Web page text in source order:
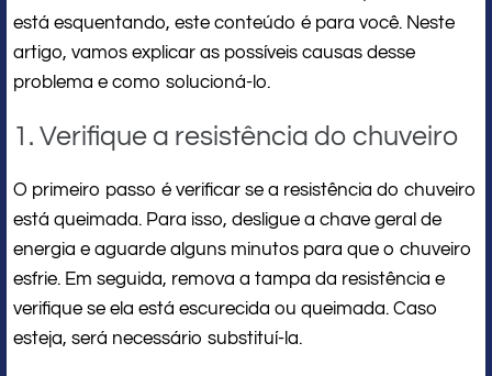
está esquentando, este conteúdo é para você. Neste
artigo, vamos explicar as possíveis causas desse
problema e como solucioná-lo.
1. Verifique a resistência do chuveiro
O primeiro passo é verificar se a resistência do chuveiro
está queimada. Para isso, desligue a chave geral de
energia e aguarde alguns minutos para que o chuveiro
esfrie. Em seguida, remova a tampa da resistência e
verifique se ela está escurecida ou queimada. Caso
esteja, será necessário substituí-la.